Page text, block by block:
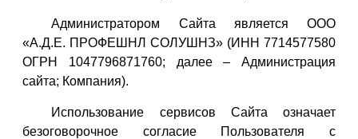
Администратором Сайта является ООО
«А.Д.Е. ПРОФЕШНЛ СОЛУШНЗ» (ИНН 7714577580
ОГРН 1047796871760; далее – Администрация
сайта; Компания).
Использование сервисов Сайта означает
безоговорочное согласие Пользователя с